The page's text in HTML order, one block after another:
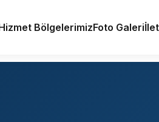
BölgelerimizFoto Galeri